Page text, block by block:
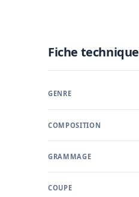
Fiche technique
GENRE
COMPOSITION
GRAMMAGE
COUPE